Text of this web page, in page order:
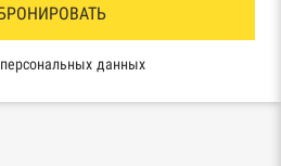
производства
данных